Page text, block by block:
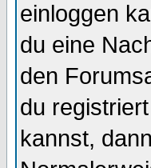
einloggen
du eine
den
du
kannst,